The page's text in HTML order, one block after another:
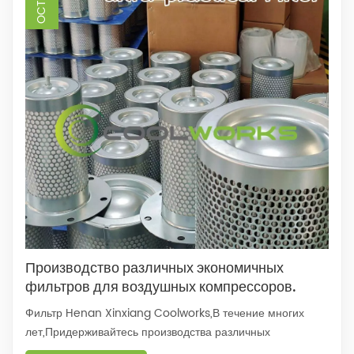
Производство различных экономичных
фильтров для воздушных компрессоров.
Фильтр Henan Xinxiang Coolworks,В течение многих
лет,Придерживайтесь производства различных